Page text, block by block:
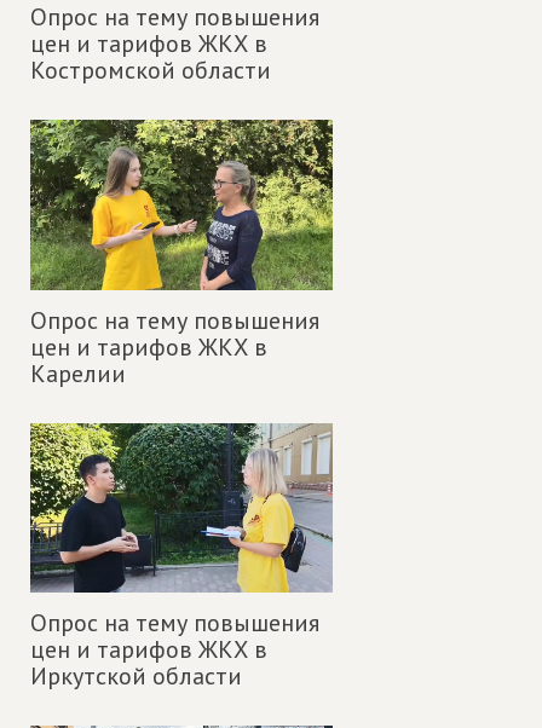
Опрос на тему повышения
цен и тарифов ЖКХ в
Костромской области
Опрос на тему повышения
цен и тарифов ЖКХ в
Карелии
Опрос на тему повышения
цен и тарифов ЖКХ в
Иркутской области